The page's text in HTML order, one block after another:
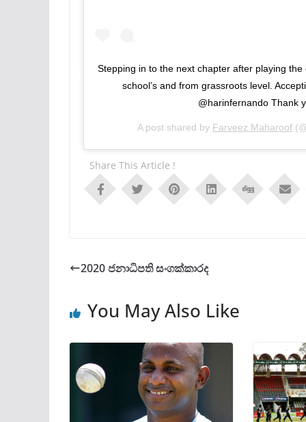
Stepping in to the next chapter after playing
school’s and from grassroots level.
@harinfernando Thank
A post shared by Farveez Maharoof
Share This Article !
2020 ජනාධිපති සංගක්කාරද
You May Also Like